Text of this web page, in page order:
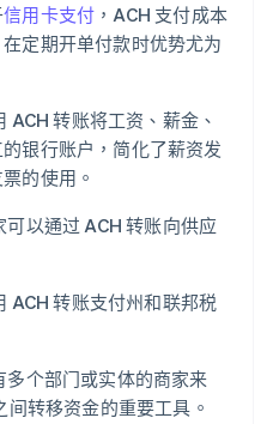
信用卡支付 ，ACH 支付成本
定期开单付款时优势尤为
ACH 转账将工资、薪金、
银行账户，简化了薪资发
的使用。
可以通过 ACH 转账向供应
ACH 转账支付州和联邦税
多个部门或实体的商家来
转移资金的重要工具。